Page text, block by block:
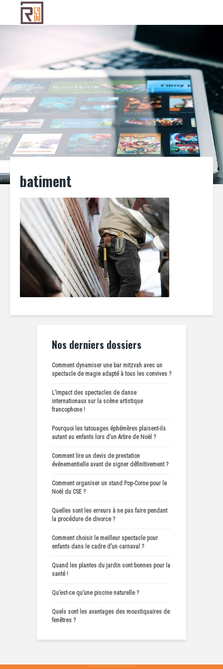
batiment
Nos derniers dossiers
Comment dynamiser une bar mitzvah avec un
spectacle de magie adapté à tous les convives ?
L’impact des spectacles de danse
internationaux sur la scène artistique
francophone !
Pourquoi les tatouages éphémères plaisent-ils
autant au enfants lors d’un Arbre de Noël ?
Comment lire un devis de prestation
événementielle avant de signer définitivement ?
Comment organiser un stand Pop-Corne pour le
Noël du CSE ?
Quelles sont les erreurs à ne pas faire pendant
la procédure de divorce ?
Comment choisir le meilleur spectacle pour
enfants dans le cadre d’un carnaval ?
Quand les plantes du jardin sont bonnes pour la
santé !
Qu’est-ce qu’une piscine naturelle ?
Quels sont les avantages des moustiquaires de
fenêtres ?